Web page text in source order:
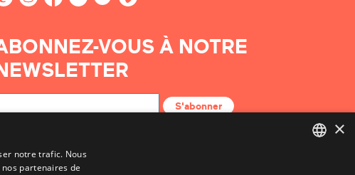
VOUS À NOTRE
S'abonner
×
notre trafic. Nous
partenaires de